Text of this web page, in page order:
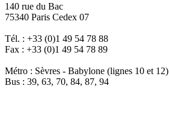
140 rue du Bac
75340 Paris Cedex 07
Tél. : +33 (0)1 49 54 78 88
Fax : +33 (0)1 49 54 78 89
Métro : Sèvres - Babylone (lignes 10 et 12)
Bus : 39, 63, 70, 84, 87, 94